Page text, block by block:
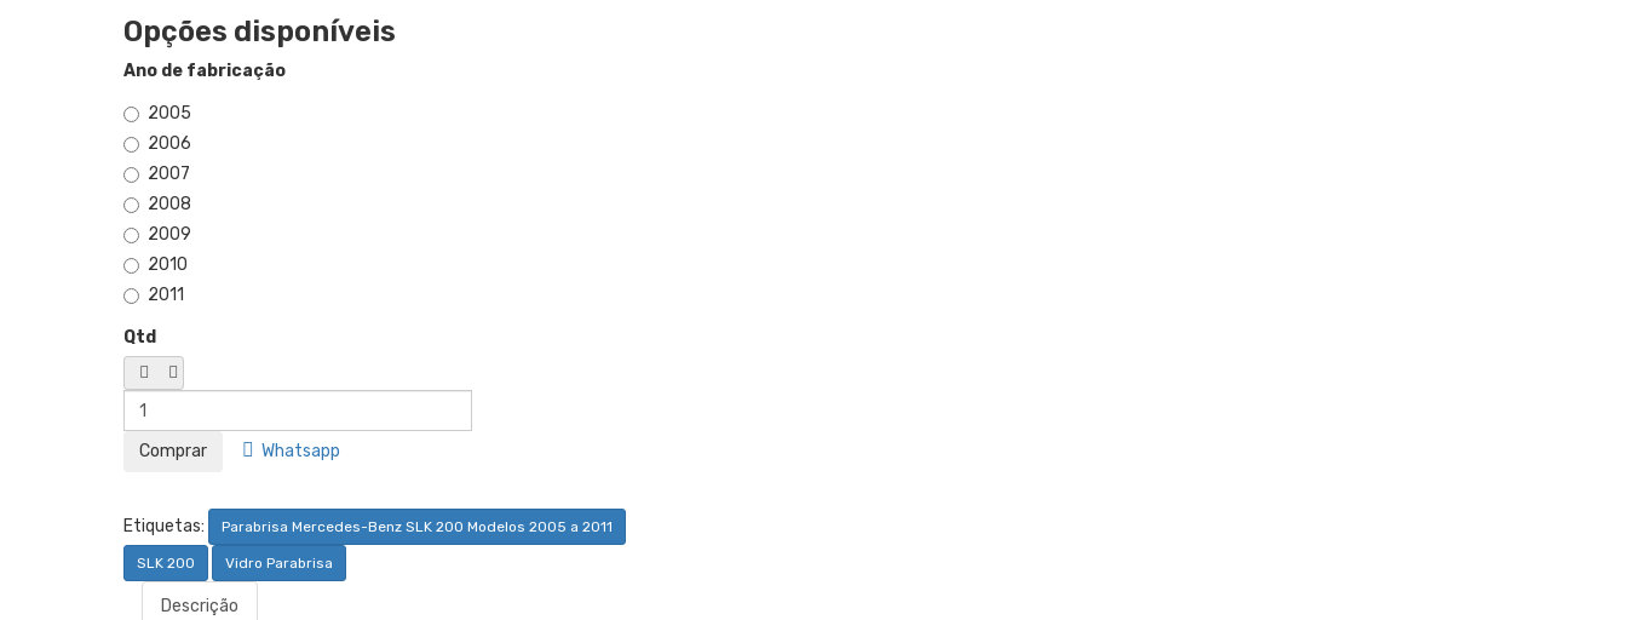
Opções disponíveis
Ano de fabricação
2005
2006
2007
2008
2009
2010
2011
Qtd
Whatsapp
Etiquetas: Parabrisa Mercedes-Benz SLK 200 Modelos 2005 a 2011
SLK 200 Vidro Parabrisa
Descrição